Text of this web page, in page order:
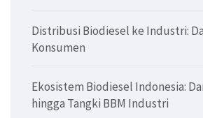
Distribusi Biodiesel ke Industri:
Konsumen
Ekosistem Biodiesel Indonesia:
hingga Tangki BBM Industri